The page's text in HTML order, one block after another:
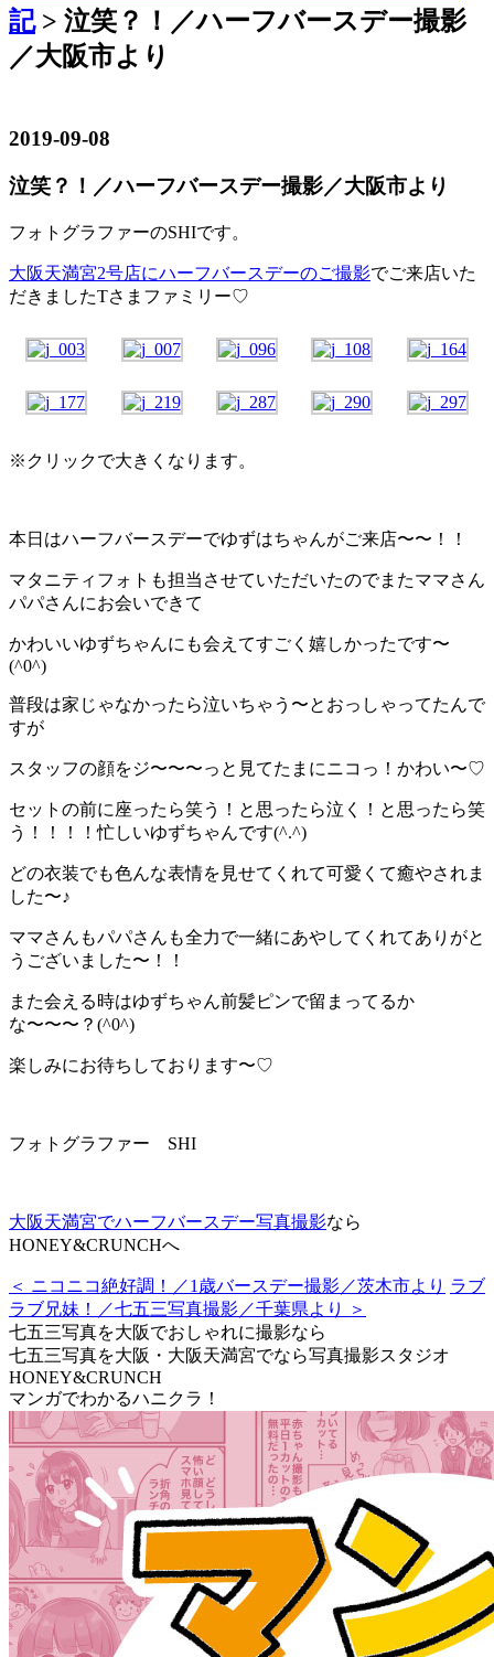
記> 泣笑？！／ハーフバースデー撮影
／大阪市より
2019-09-08
泣笑？！／ハーフバースデー撮影／大阪市より
フォトグラファーのSHIです。
大阪天満宮2号店にハーフバースデーのご撮影でご来店いた
だきましたTさまファミリー♡
※クリックで大きくなります。
本日はハーフバースデーでゆずはちゃんがご来店〜〜！！
マタニティフォトも担当させていただいたのでまたママさん
パパさんにお会いできて
かわいいゆずちゃんにも会えてすごく嬉しかったです〜
(^0^)
普段は家じゃなかったら泣いちゃう〜とおっしゃってたんで
すが
スタッフの顔をジ〜〜〜っと見てたまにニコっ！かわい〜♡
セットの前に座ったら笑う！と思ったら泣く！と思ったら笑
う！！！！忙しいゆずちゃんです(^.^)
どの衣装でも色んな表情を見せてくれて可愛くて癒やされま
した〜♪
ママさんもパパさんも全力で一緒にあやしてくれてありがと
うございました〜！！
また会える時はゆずちゃん前髪ピンで留まってるか
な〜〜〜？(^0^)
楽しみにお待ちしております〜♡
フォトグラファー SHI
大阪天満宮でハーフバースデー写真撮影なら
HONEY&CRUNCHへ
＜ ニコニコ絶好調！／1歳バースデー撮影／茨木市より ラブ
ラブ兄妹！／七五三写真撮影／千葉県より ＞
七五三写真を大阪でおしゃれに撮影なら
七五三写真を大阪・大阪天満宮でなら写真撮影スタジオ
HONEY&CRUNCH
マンガでわかるハニクラ！